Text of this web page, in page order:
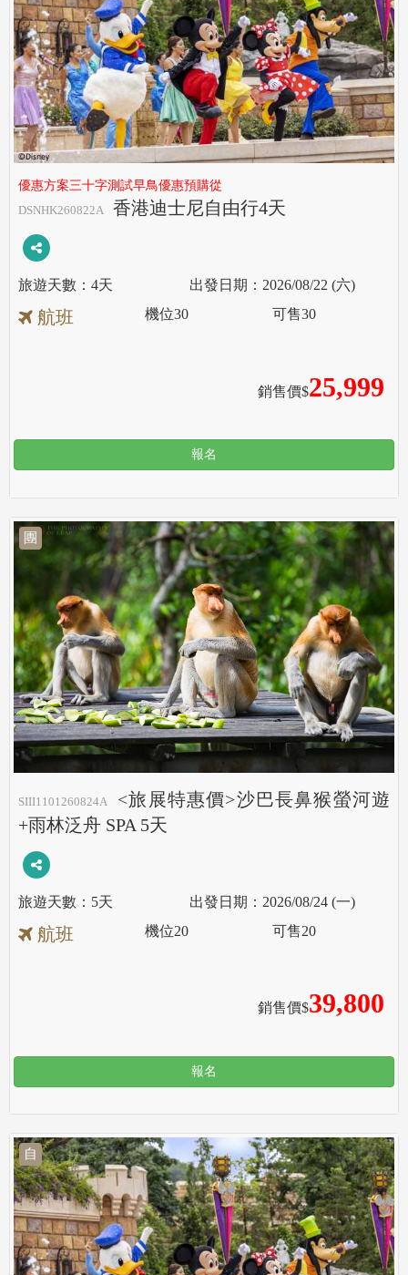
優惠方案三十字測試早鳥優惠預購從
DSNHK260822A
香港迪士尼自由行4天
4天 2026/08/22 (六)
航班
銷售價$25,999
機位30 可售30
報名
團
SIII1101260824A
<旅展特惠價>沙巴長鼻猴螢河遊
+雨林泛舟 SPA 5天
5天 2026/08/24 (一)
航班
銷售價$39,800
機位20 可售20
報名
自